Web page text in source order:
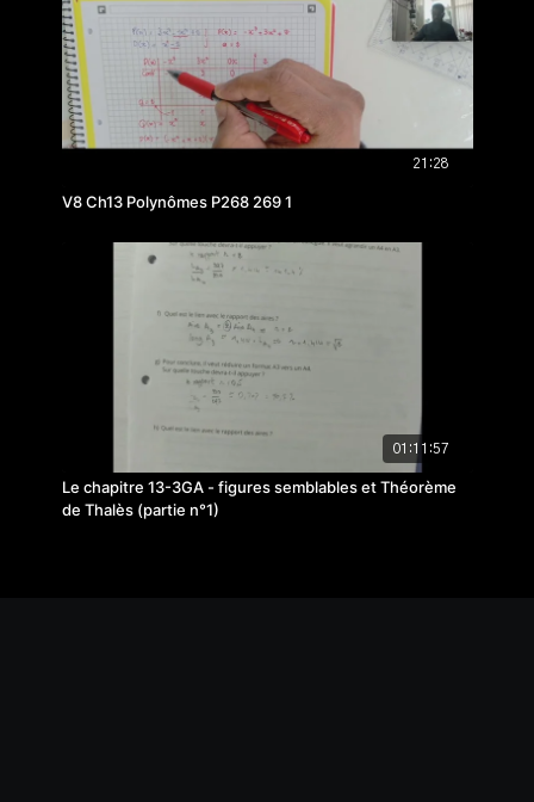
21:28
V8 Ch13 Polynômes P268 269 1
01:11:57
Le chapitre 13-3GA - figures semblables et Théorème
de Thalès (partie n°1)